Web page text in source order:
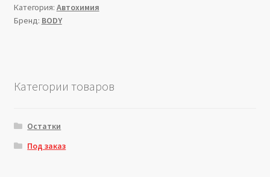
Категория: Автохимия
Бренд: BODY
Категории товаров
Остатки
Под заказ